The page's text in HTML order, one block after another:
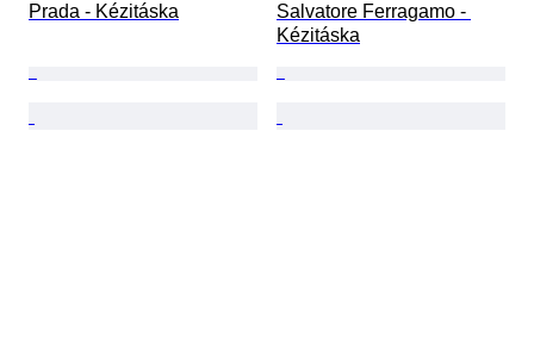
Prada - Kézitáska
Salvatore Ferragamo -
Kézitáska